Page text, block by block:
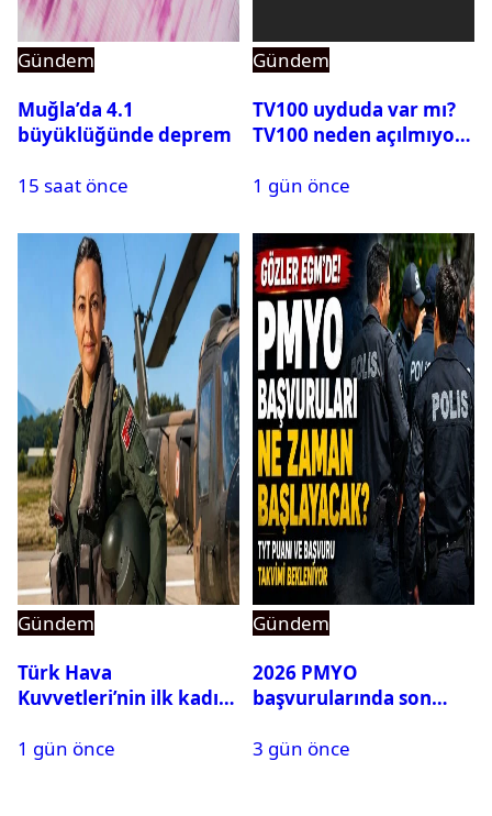
Gündem
Muğla’da 4.1
büyüklüğünde deprem
15 saat önce
Gündem
TV100 uyduda var mı?
TV100 neden açılmıyor?
1 gün önce
Gündem
Türk Hava
Kuvvetleri’nin ilk kadın
Karapınar hakkında
1 gün önce
Gündem
2026 PMYO
başvurularında son
3 gün önce